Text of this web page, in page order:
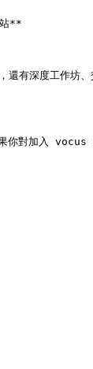
**
還有深度工作坊
對加入 vocus